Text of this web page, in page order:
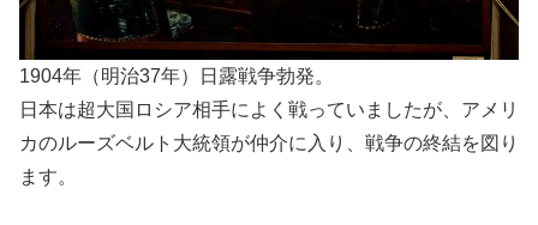
1904年（明治37年）日露戦争勃発。
日本は超大国ロシア相手によく戦っていましたが、アメリ
カのルーズベルト大統領が仲介に入り、戦争の終結を図り
ます。